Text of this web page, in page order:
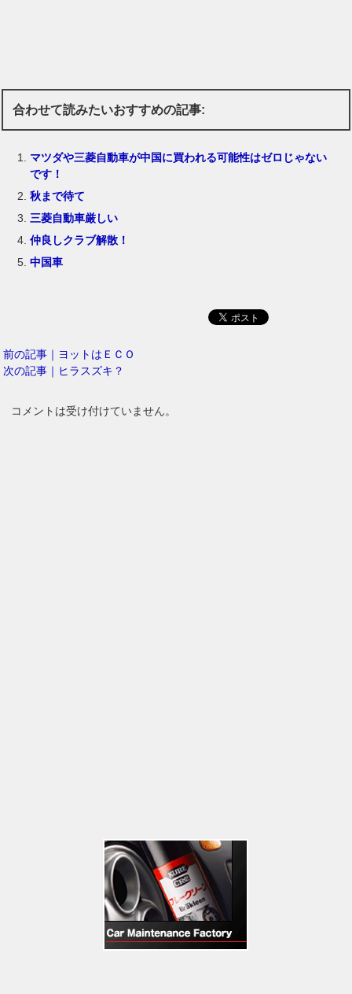
合わせて読みたいおすすめの記事:
マツダや三菱自動車が中国に買われる可能性はゼロじゃない
です！
秋まで待て
三菱自動車厳しい
仲良しクラブ解散！
中国車
前の記事｜ヨットはＥＣＯ
次の記事｜ヒラスズキ？
コメントは受け付けていません。